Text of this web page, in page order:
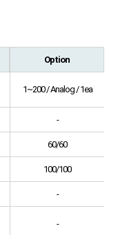
Option
1~200 / Analog / 1ea
-
60/60
100/100
-
-